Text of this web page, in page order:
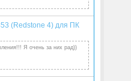
(Redstone 4) для ПК
Я очень за них рад))